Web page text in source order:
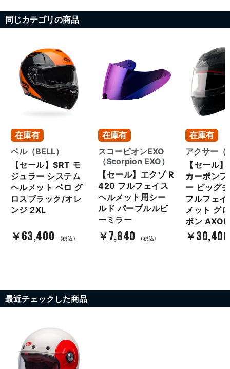
同じカテゴリの商品
在庫有
ベル（BELL）
【セール】SRT モ
ジュラー システム
ヘルメット ベロ グ
ロスブラック/オレ
ンジ 2XL
￥63,400 (税込)
在庫有
スコーピオンEXO
（Scorpion EXO）
【セール】エクゾ R
420 フルフェイス
ヘルメット用シー
ルド パープルルビ
ーミラー
￥7,840 (税込)
在庫有
アクサー（
【セール
カーボン
ー ビッグ
フルフェ
メット グ
ボン AXOR
￥30,400
最近チェックした商品